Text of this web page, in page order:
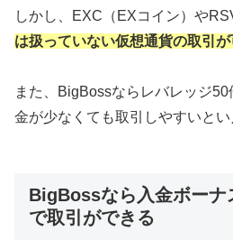
しかし、EXC（EXコイン）や
は扱っていない仮想通貨の取引
また、BigBossならレバレッジ
金が少なくても取引しやすいとい
BigBossなら入金ボーナ
で取引ができる